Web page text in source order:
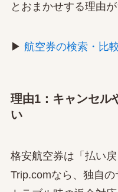
とおまかせする理由
▶ 航空券の検索・比
理由1：キャンセル
い
格安航空券は「払い
Trip.comなら、独自